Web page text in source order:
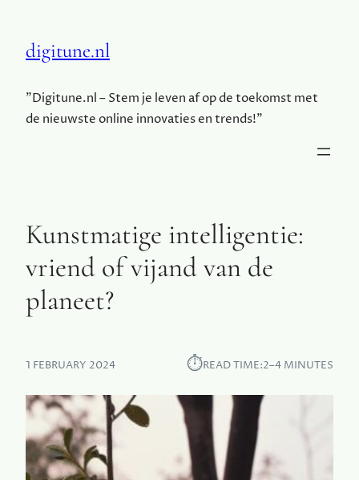
digitune.nl
"Digitune.nl – Stem je leven af op de toekomst met
de nieuwste online innovaties en trends!"
Kunstmatige intelligentie:
vriend of vijand van de
planeet?
1 FEBRUARY 2024 ⏱︎READ TIME:2–4 MINUTES